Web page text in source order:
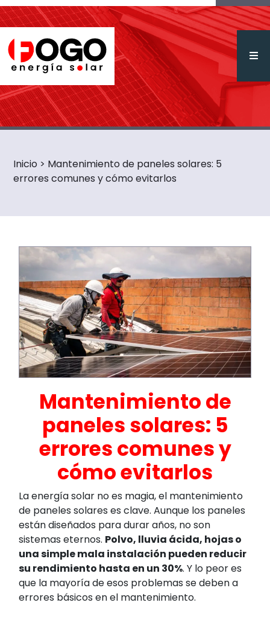
Inicio > Mantenimiento de paneles solares: 5
errores comunes y cómo evitarlos
Mantenimiento de
paneles solares: 5
errores comunes y
cómo evitarlos
La energía solar no es magia, el mantenimiento
de paneles solares es clave. Aunque los paneles
están diseñados para durar años, no son
sistemas eternos. Polvo, lluvia ácida, hojas o
una simple mala instalación pueden reducir
su rendimiento hasta en un 30%. Y lo peor es
que la mayoría de esos problemas se deben a
errores básicos en el mantenimiento.